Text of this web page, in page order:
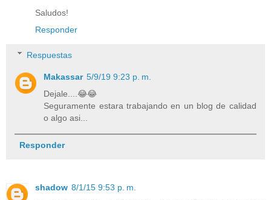
Saludos!
Responder
Respuestas
Makassar 5/9/19 9:23 p. m.
Dejale....😂😂
Seguramente estara trabajando en un blog de calidad
o algo asi...
Responder
shadow 8/1/15 9:53 p. m.